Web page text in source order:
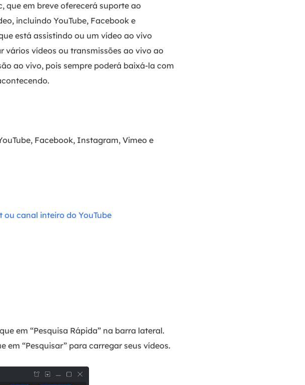
que em breve oferecerá suporte ao
incluindo YouTube, Facebook e
está assistindo ou um vídeo ao vivo
vários vídeos ou transmissões ao vivo ao
ao vivo, pois sempre poderá baixá-la com
Facebook, Instagram, Vimeo e
canal inteiro do YouTube
em “Pesquisa Rápida” na barra lateral.
em “Pesquisar” para carregar seus vídeos.